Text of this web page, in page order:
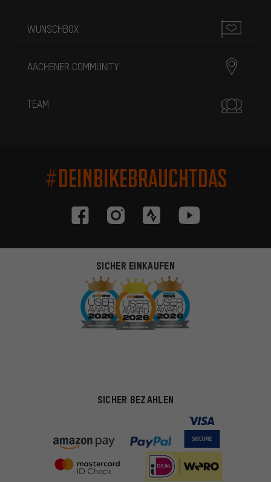
WUNSCHBOX
AACHENER COMMUNITY
TEAM
#DEINBIKEBRAUCHTDAS
SICHER EINKAUFEN
SICHER BEZAHLEN